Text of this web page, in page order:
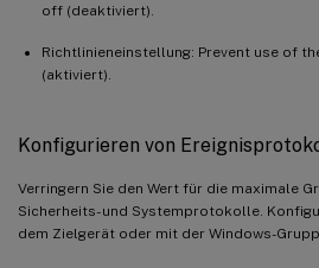
off (deaktiviert).
Richtlinieneinstellung: Prevent use of
(aktiviert).
Konfigurieren von
Verringern Sie den Wert für die maximale
Sicherheits- und Systemprotokolle.
dem Zielgerät oder mit der Windows-